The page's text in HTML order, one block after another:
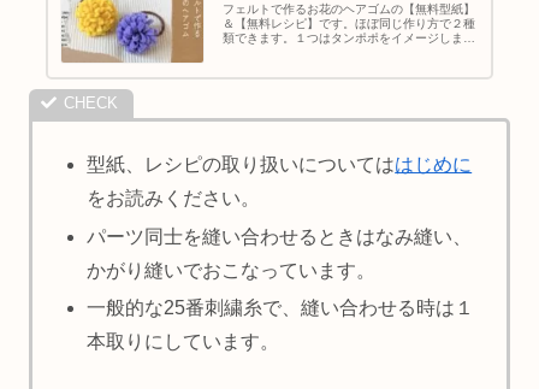
フェルトで作るお花のヘアゴムの【無料型紙】
＆【無料レシピ】です。ほぼ同じ作り方で２種
類できます。１つはタンポポをイメージしまし
型紙、レシピの取り扱いについてははじめに
をお読みください。
パーツ同士を縫い合わせるときはなみ縫い、
かがり縫いでおこなっています。
一般的な25番刺繍糸で、縫い合わせる時は１
本取りにしています。